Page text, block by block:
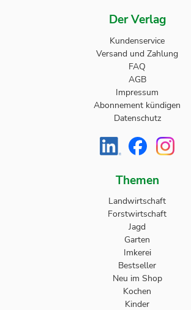
Der Verlag
Kundenservice
Versand und Zahlung
FAQ
AGB
Impressum
Abonnement kündigen
Datenschutz
Themen
Landwirtschaft
Forstwirtschaft
Jagd
Garten
Imkerei
Bestseller
Neu im Shop
Kochen
Kinder